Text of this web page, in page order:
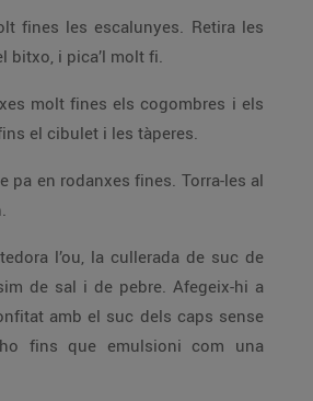
Retira les
bitxo, i pica’l molt fi.
fines els cogombres i els
el cibulet i les tàperes.
fines. Torra-les al
cullerada de suc de
de sal i de pebre. Afegeix-hi a
amb el suc dels caps sense